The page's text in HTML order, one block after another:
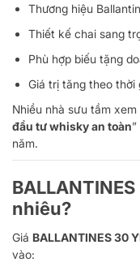
Thương hiệu
Thiết kế chai sang
Phù hợp biếu tặng
Giá trị tăng theo thời
Nhiều nhà sưu tầm xem
đầu tư whisky an toàn
năm.
nhiêu?
Giá BALLANTINES 30
vào: